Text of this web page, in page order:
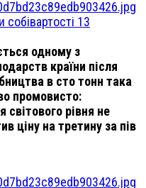
13
одному з
країни після
в сто тонн така
промовисто:
світового рівня не
ціну на третину за пів